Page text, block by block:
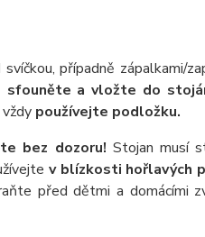
případně zápalkami/
sfouněte a vložte do
používejte podložku.
bez dozoru! Stojan musí
v blízkosti hořlavých
před dětmi a domácími